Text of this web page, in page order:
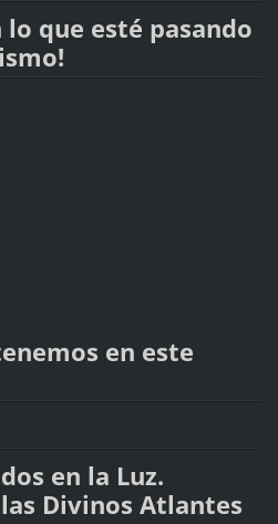
que esté pasando
en este
en la Luz.
Divinos Atlantes